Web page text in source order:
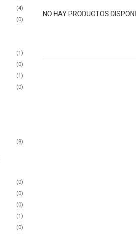
(4)
(0)
(1)
(0)
(1)
(0)
(8)
(0)
(0)
(0)
(1)
(0)
NO HAY PRODUCTOS